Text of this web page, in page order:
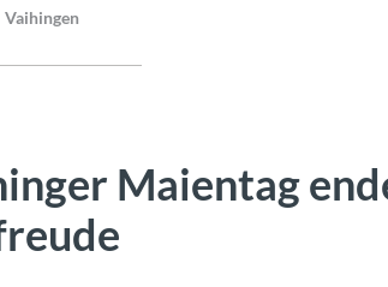
Vaihingen
Maientag